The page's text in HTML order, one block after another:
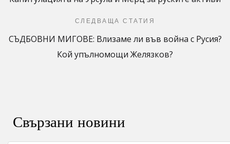
СЛЕДВАЩА СТАТИЯ
СЪДБОВНИ МИГОВЕ: Влизаме ли във война с Русия?
Кой упълномощи Желязков?
Свързани новини